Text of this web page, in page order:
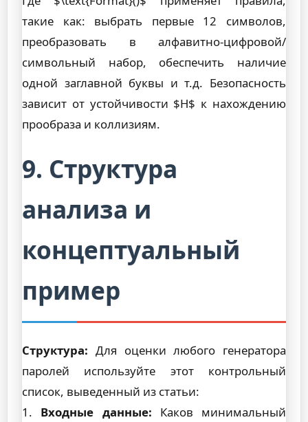
такие как: выбрать первые 12 символов,
преобразовать в алфавитно-цифровой/
символьный набор, обеспечить наличие
одной заглавной буквы и т.д. Безопасность
зависит от устойчивости $H$ к нахождению
прообраза и коллизиям.
9. Структура
анализа и
концептуальный
пример
Структура: Для оценки любого генератора
паролей используйте этот контрольный
список, выведенный из статьи:
1. Входные данные: Каков минимальный